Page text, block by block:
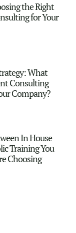
the Right
for Your
What
Consulting
Company?
In House
Training You
Choosing